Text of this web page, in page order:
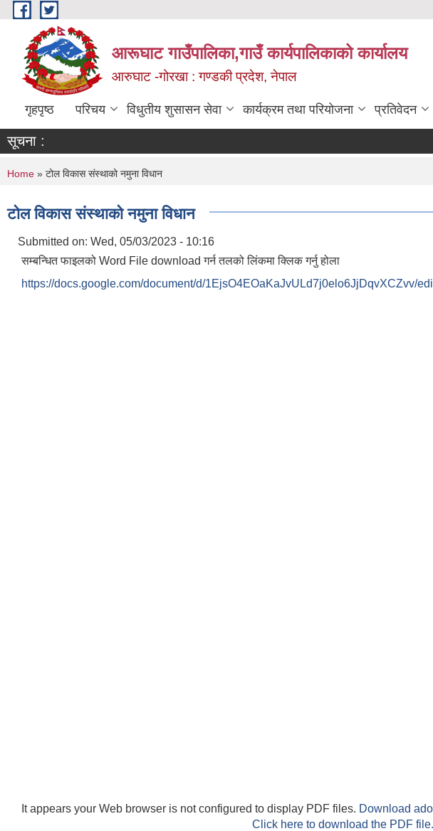
Skip to main content
आरूघाट गाउँपालिका,गाउँ कार्यपालिकाको कार्यालय
आरुघाट -गोरखा : गण्डकी प्रदेश, नेपाल
गृहपृष्ठ परिचय विधुतीय शुसासन सेवा कार्यक्रम तथा परियोजना प्रतिवेदन
सूचना :
You are here
Home » टोल विकास संस्थाको नमुना विधान
टोल विकास संस्थाको नमुना विधान
Submitted on: Wed, 05/03/2023 - 10:16
सम्बन्धित फाइलको Word File download गर्न तलको लिंकमा क्लिक गर्नु होला
https://docs.google.com/document/d/1EjsO4EOaKaJvULd7j0elo6JjDqvXCZvv/
It appears your Web browser is not configured to display PDF files. Download
Click here to download the PDF file.